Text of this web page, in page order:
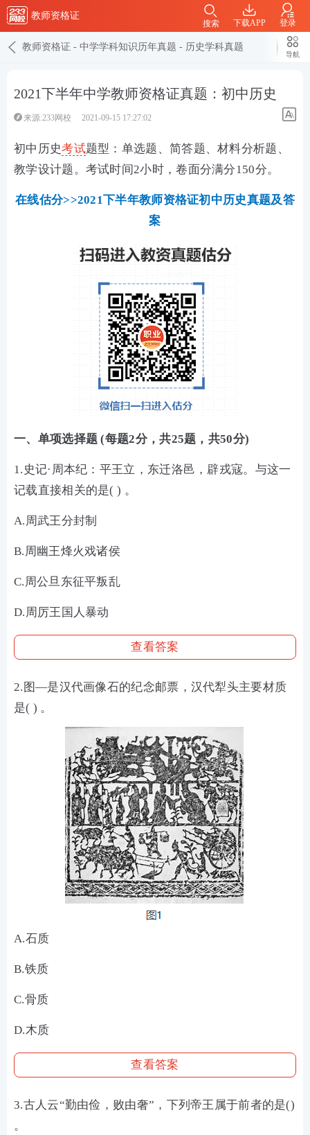
教师资格证
下载APP 登录
搜索
教师资格证 - 中学学科知识历年真题 - 历史学科真题
导航
2021下半年中学教师资格证真题：初中历史
来源:233网校 2021-09-15 17:27:02
初中历史考试题型：单选题、简答题、材料分析题、
教学设计题。考试时间2小时，卷面分满分150分。
在线估分>>2021下半年教师资格证初中历史真题及答
案
一、单项选择题 (每题2分，共25题，共50分)
1.史记·周本纪：平王立，东迁洛邑，辟戎寇。与这一
记载直接相关的是( ) 。
A.周武王分封制
B.周幽王烽火戏诸侯
C.周公旦东征平叛乱
D.周厉王国人暴动
查看答案
2.图—是汉代画像石的纪念邮票，汉代犁头主要材质
是( ) 。
A.石质
B.铁质
C.骨质
D.木质
查看答案
3.古人云“勤由俭，败由奢”，下列帝王属于前者的是()
。